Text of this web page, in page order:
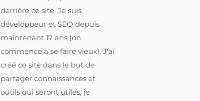
derrière ce site. Je suis
développeur et SEO depuis
maintenant 17 ans (on
commence à se faire vieux). J'ai
créé ce site dans le but de
partager connaissances et
outils qui seront utiles, je